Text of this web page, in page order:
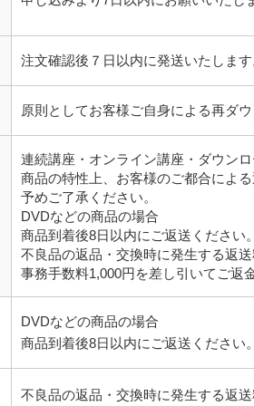
注文確認後７日以内に発送いたします
原則としてお客様ご自身による再ダ
連続講座・オンライン講座・ダウン
商品の特性上、お客様のご都合によ
予めご了承ください。
DVDなどの商品の場合
商品到着後8日以内にご返送ください。
不良品の返品・交換時に発生する返
事務手数料1,000円を差し引いてご返
DVDなどの商品の場合
商品到着後8日以内にご返送ください。
不良品の返品・交換時に発生する返